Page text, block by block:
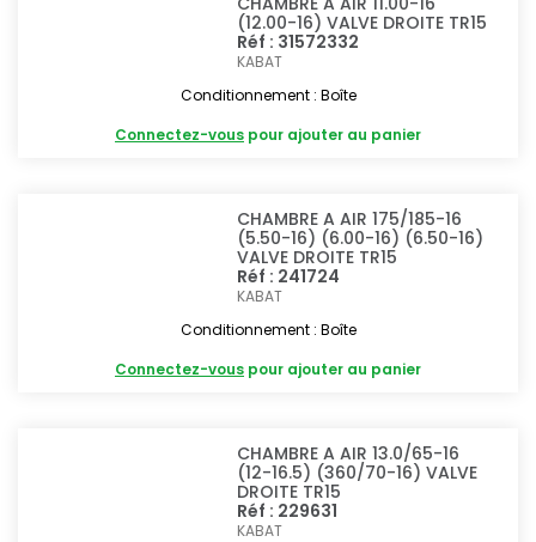
(12.00-16) VALVE DROITE TR15
Réf : 31572332
KABAT
Conditionnement : Boîte
Connectez-vous pour ajouter au panier
CHAMBRE A AIR 175/185-16
(5.50-16) (6.00-16) (6.50-16)
VALVE DROITE TR15
Réf : 241724
KABAT
Conditionnement : Boîte
Connectez-vous pour ajouter au panier
CHAMBRE A AIR 13.0/65-16
(12-16.5) (360/70-16) VALVE
DROITE TR15
Réf : 229631
KABAT